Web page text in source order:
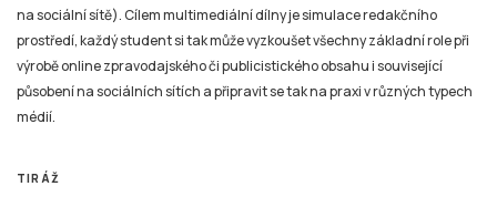
na sociální sítě). Cílem multimediální dílny je simulace redakčního
prostředí, každý student si tak může vyzkoušet všechny základní role při
výrobě online zpravodajského či publicistického obsahu i související
působení na sociálních sítích a připravit se tak na praxi v různých typech
médií.
TIRÁŽ